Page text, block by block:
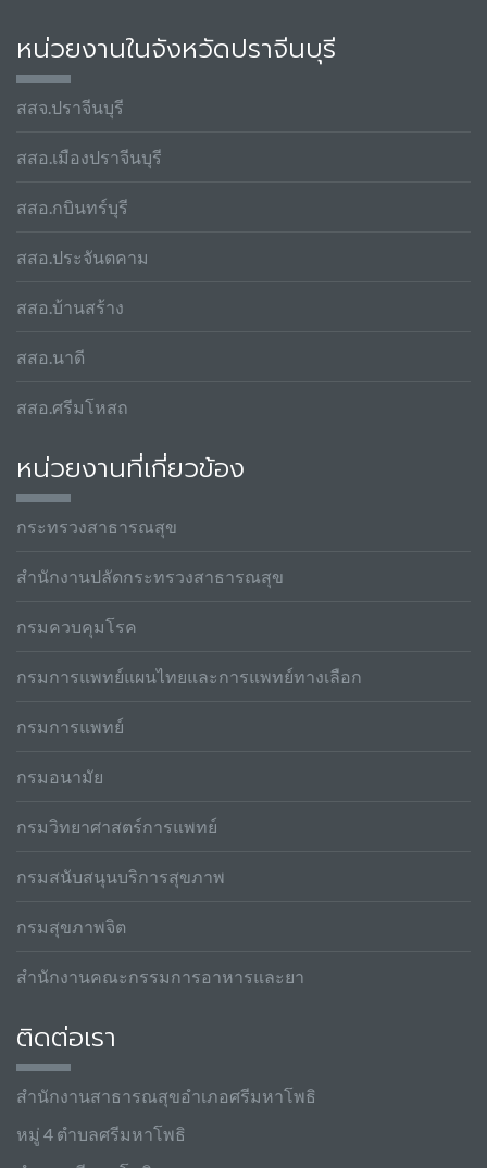
หน่วยงานในจังหวัดปราจีนบุรี
สสจ.ปราจีนบุรี
สสอ.เมืองปราจีนบุรี
สสอ.กบินทร์บุรี
สสอ.ประจันตคาม
สสอ.บ้านสร้าง
สสอ.นาดี
สสอ.ศรีมโหสถ
หน่วยงานที่เกี่ยวข้อง
กระทรวงสาธารณสุข
สำนักงานปลัดกระทรวงสาธารณสุข
กรมควบคุมโรค
กรมการแพทย์แผนไทยและการแพทย์ทางเลือก
กรมการแพทย์
กรมอนามัย
กรมวิทยาศาสตร์การแพทย์
กรมสนับสนุนบริการสุขภาพ
กรมสุขภาพจิต
สำนักงานคณะกรรมการอาหารและยา
ติดต่อเรา
สำนักงานสาธารณสุขอำเภอศรีมหาโพธิ
หมู่ 4 ตำบลศรีมหาโพธิ